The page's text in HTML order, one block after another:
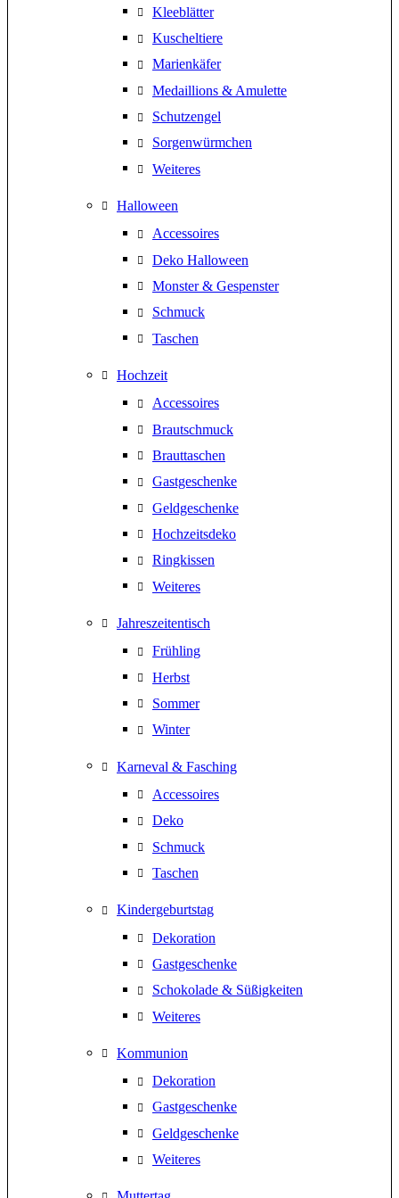
Kleeblätter
Kuscheltiere
Marienkäfer
Medaillions & Amulette
Schutzengel
Sorgenwürmchen
Weiteres
Halloween
Accessoires
Deko Halloween
Monster & Gespenster
Schmuck
Taschen
Hochzeit
Accessoires
Brautschmuck
Brauttaschen
Gastgeschenke
Geldgeschenke
Hochzeitsdeko
Ringkissen
Weiteres
Jahreszeitentisch
Frühling
Herbst
Sommer
Winter
Karneval & Fasching
Accessoires
Deko
Schmuck
Taschen
Kindergeburtstag
Dekoration
Gastgeschenke
Schokolade & Süßigkeiten
Weiteres
Kommunion
Dekoration
Gastgeschenke
Geldgeschenke
Weiteres